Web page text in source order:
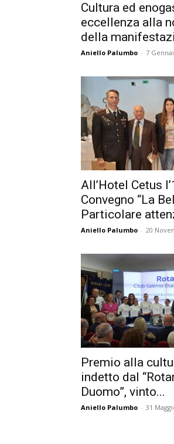
Cultura ed
eccellenza alla
della
Aniello Palumbo - 7
All’Hotel Cetus
Convegno “La
Particolare
Aniello Palumbo - 20
Premio alla
indetto dal
Duomo”, vinto...
Aniello Palumbo - 31